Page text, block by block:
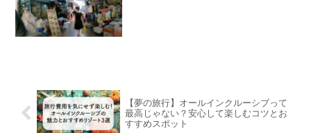
【夢の旅行】オールインクルーシブって
最高じゃない？安心して楽しむコツとお
すすめスポット